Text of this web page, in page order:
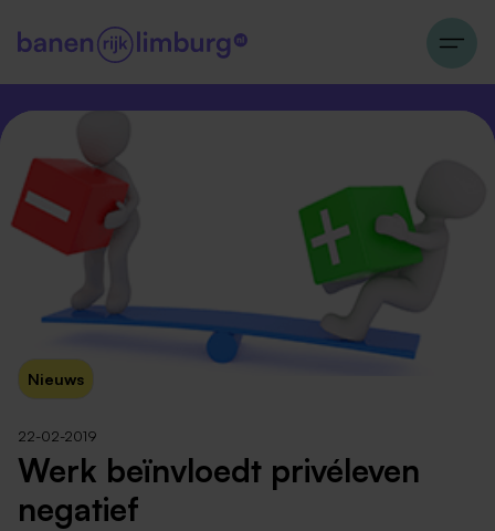
Nieuws
22-02-2019
Werk beïnvloedt privéleven
negatief